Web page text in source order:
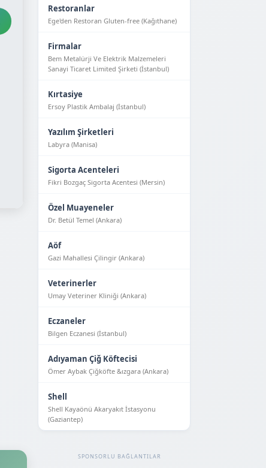
Restoranlar
Ege'den Restoran Gluten-free (Kağıthane)
Firmalar
Bem Metalürji Ve Elektrik Malzemeleri
Sanayi Ticaret Limited Şirketi (İstanbul)
Kırtasiye
Ersoy Plastik Ambalaj (İstanbul)
Yazılım Şirketleri
Labyra (Manisa)
Sigorta Acenteleri
Fikri Bozgaç Sigorta Acentesi (Mersin)
Özel Muayeneler
Dr. Betül Temel (Ankara)
Aöf
Gazi Mahallesi Çilingir (Ankara)
Veterinerler
Umay Veteriner Kliniği (Ankara)
Eczaneler
Bilgen Eczanesi (İstanbul)
Adıyaman Çiğ Köftecisi
Ömer Aybak Çiğköfte &ızgara (Ankara)
Shell
Shell Kayaönü Akaryakıt İstasyonu
(Gaziantep)
SPONSORLU BAĞLANTILAR